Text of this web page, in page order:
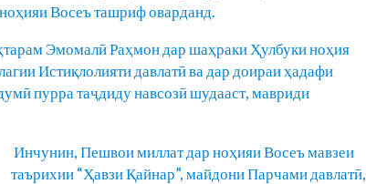
Восеъ ташриф оварданд.
Эмомалӣ Раҳмон дар шаҳраки Ҳулбуки ноҳия
Истиқлолияти давлатӣ ва дар доираи ҳадафи
пурра таҷдиду навсозӣ шудааст, мавриди
Инчунин, Пешвои миллат дар ноҳияи Восеъ мавзеи
таърихии “Ҳавзи Қайнар”, майдони Парчами давлатӣ,